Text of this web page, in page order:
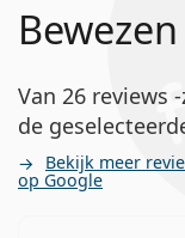
Van 26 reviews
de
Bekijk meer
op Google